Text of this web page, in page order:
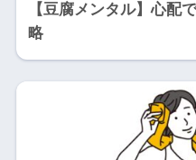
【豆腐メンタル】心配
略